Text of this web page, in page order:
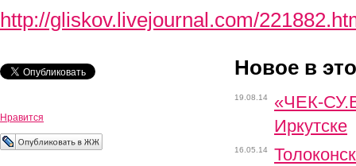
http://gliskov.livejournal.com/
Нравится
Новое в
19.08.14
«ЧЕК-
Иркутске
16.05.14